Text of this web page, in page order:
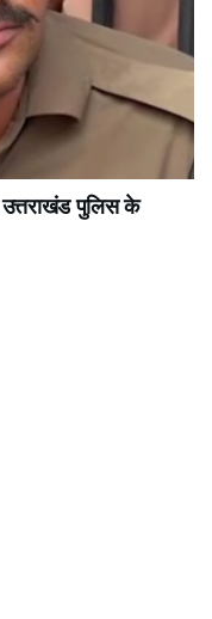
उत्तराखंड पुलिस के